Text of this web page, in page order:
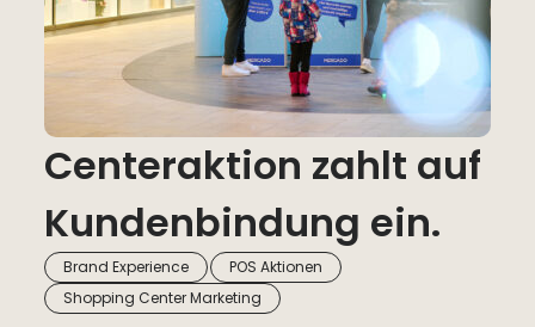
Centeraktion zahlt auf
Kundenbindung ein.
Brand Experience POS Aktionen
Shopping Center Marketing